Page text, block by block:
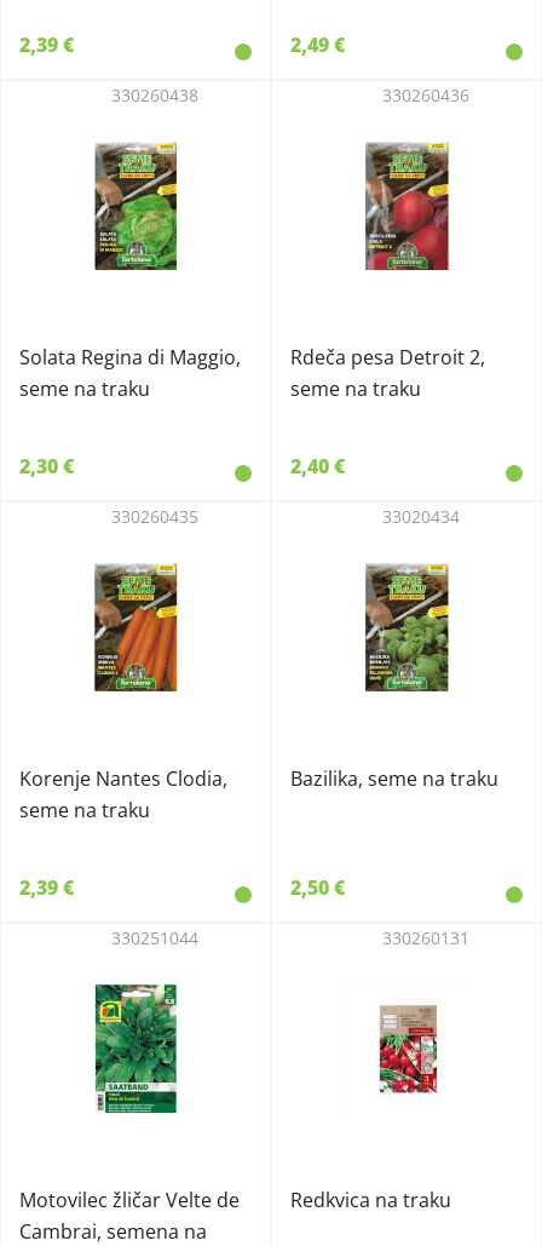
2,39 € 2,49 €
Solata Regina di Maggio,
seme na traku
330260438
2,30 €
Rdeča pesa Detroit 2,
seme na traku
330260436
2,40 €
Korenje Nantes Clodia,
seme na traku
330260435
2,39 €
Bazilika, seme na traku
33020434
2,50 €
Motovilec žličar Velte de
Cambrai, semena na
330251044
Redkvica na traku
330260131